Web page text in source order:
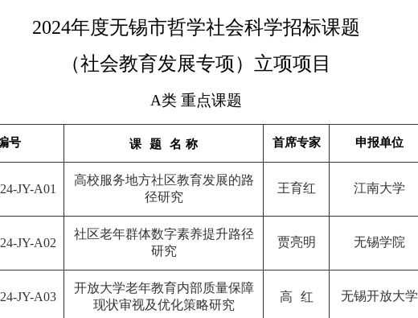
2024年度无锡市哲学社会科学招标课题
（社会教育发展专项）立项项目
A类 重点课题
号 课 题 名 称 首席专家 申报单位
-JY-A01
高校服务地方社区教育发展的路
径研究
王育红 江南大学
-JY-A02
社区老年群体数字素养提升路径
研究
贾亮明 无锡学院
-JY-A03
开放大学老年教育内部质量保障
现状审视及优化策略研究
高 红 无锡开放大学